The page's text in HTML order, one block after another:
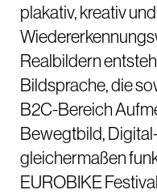
plakativ, kreativ
Realbildern
Bildsprache, die
B2C-Bereich
Bewegtbild,
gleichermaßen
EUROBIKE